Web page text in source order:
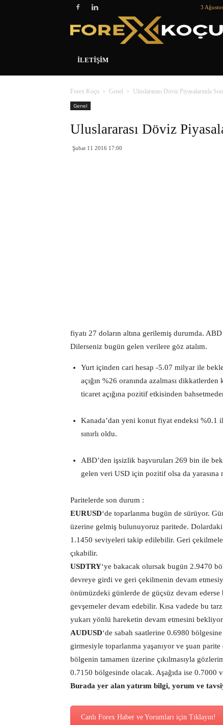
3
İLETIŞIM
Forex Koçu Genel
Uluslararası Döviz Piyasalarında
Genel
Uluslararası Döviz
Şubat 11 2016 17:00
fiyatı 27 doların altına gerilemiş durumda.
Dilerseniz bugün gelen verilere göz atalım.
Yurt içinden cari hesap -5.07 milyar ile
açığın %26 oranında azalması
ticaret açığına pozitif etkisinden
Kanada’dan yeni konut fiyat endeksi %0.1
sınırlı oldu.
ABD’den işsizlik başvuruları 269 bin ile
gelen veri USD için pozitif olsa da
Paritelerde son durum :
EURUSD‘de toparlanma bugün de sürüyor.
üzerine gelmiş bulunuyoruz paritede.
1.1450 seviyeleri takip edilebilir. Geri
çıkabilir.
USDTRY‘ye bakacak olursak bugün 2.9470
devreye girdi ve geri çekilmenin devam
önümüzdeki günlerde de güçsüz devam
gevşemeler devam edebilir. Kısa vadede bu
yukarı yönlü hareketin devam etmesini
AUDUSD‘de sabah saatlerine 0.6980
girmesiyle toparlanma yaşanıyor ve şuan
bölgenin tamamen üzerine çıkılmasıyla
0.7150 bölgesinde olacak. Aşağıda ise 0.7000
Burada yer alan yatırım bilgi, yorum ve
Canlı Forex Haber ve Yorumları için Tıklayın!